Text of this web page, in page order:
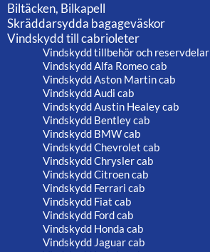
Biltäcken, Bilkapell
Skräddarsydda bagageväskor
Vindskydd till cabrioleter
Vindskydd tillbehör och reservdelar
Vindskydd Alfa Romeo cab
Vindskydd Aston Martin cab
Vindskydd Audi cab
Vindskydd Austin Healey cab
Vindskydd Bentley cab
Vindskydd BMW cab
Vindskydd Chevrolet cab
Vindskydd Chrysler cab
Vindskydd Citroen cab
Vindskydd Ferrari cab
Vindskydd Fiat cab
Vindskydd Ford cab
Vindskydd Honda cab
Vindskydd Jaguar cab